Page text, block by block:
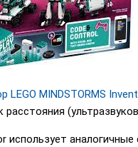
LEGO MINDSTORMS
расстояния
использует